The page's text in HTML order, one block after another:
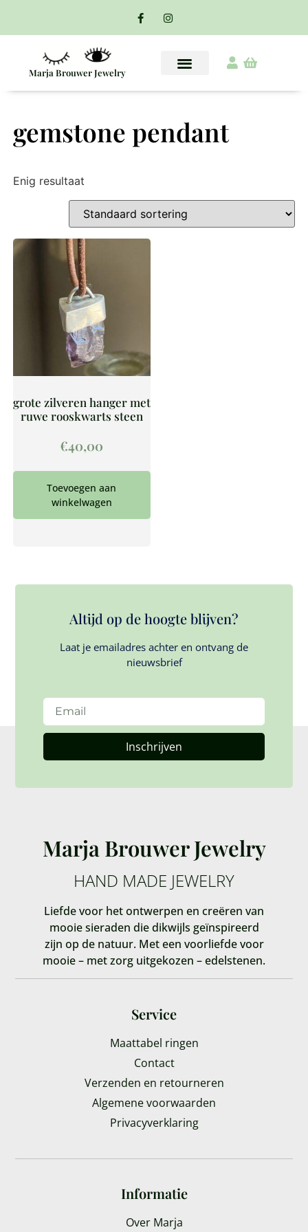
Marja Brouwer Jewelry
gemstone pendant
Enig resultaat
grote zilveren hanger met
ruwe rooskwarts steen
€40,00
Toevoegen aan
winkelwagen
Altijd op de hoogte blijven?
Laat je emailadres achter en ontvang de
nieuwsbrief
Inschrijven
Marja Brouwer Jewelry
HAND MADE JEWELRY
Liefde voor het ontwerpen en creëren van
mooie sieraden die dikwijls geïnspireerd
zijn op de natuur. Met een voorliefde voor
mooie – met zorg uitgekozen – edelstenen.
Service
Maattabel ringen
Contact
Verzenden en retourneren
Algemene voorwaarden
Privacyverklaring
Informatie
Over Marja